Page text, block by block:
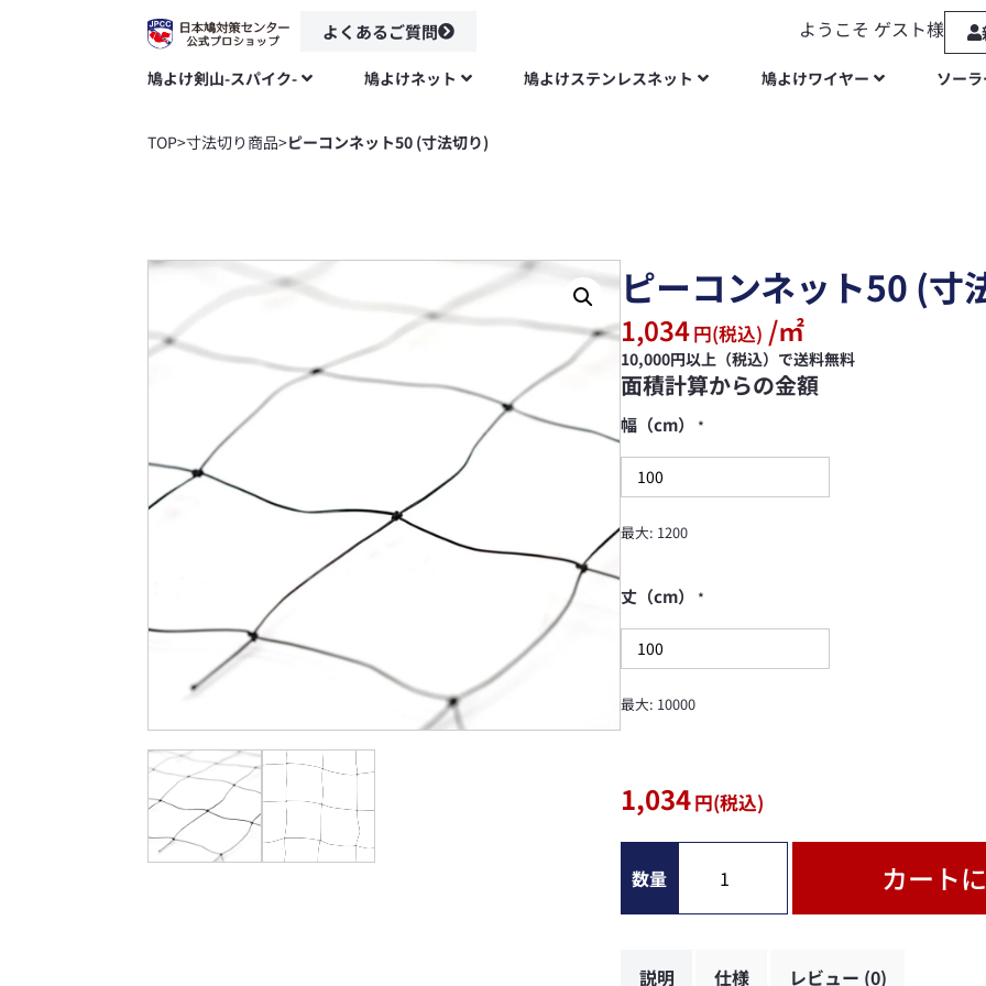
よくあるご質問 ようこそ ゲスト様
鳩よけ剣山-スパイク- 鳩よけネット 鳩よけステンレスネット 鳩よけワイヤー ソー
TOP>寸法切り商品>ピーコンネット50 (寸法切り)
ピーコンネット50 (寸
1,034円(税込) /㎡
10,000円以上（税込）で送料無料
面積計算からの金額
幅（cm） *
最大: 1200
丈（cm） *
最大: 10000
1,034円(税込)
カート
説明 仕様 レビュー (0)